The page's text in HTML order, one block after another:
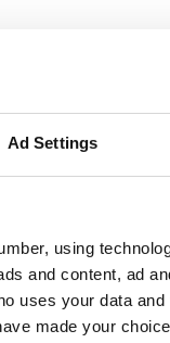
Ad Settings
using
and content, ad
uses your data
made your
nodig
Centra en
alleen een